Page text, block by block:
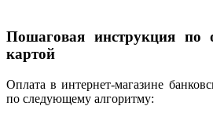
Пошаговая инструкция по
картой
Оплата в интернет-магазине
по следующему алгоритму: